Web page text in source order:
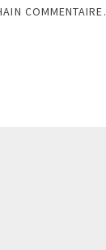
COMMENTAIRE.